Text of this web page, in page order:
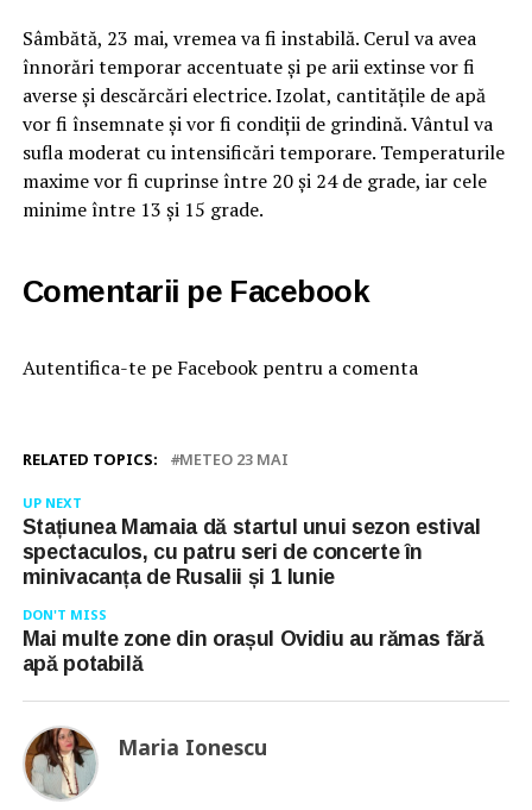
Sâmbătă, 23 mai, vremea va fi instabilă. Cerul va avea
înnorări temporar accentuate și pe arii extinse vor fi
averse și descărcări electrice. Izolat, cantitățile de apă
vor fi însemnate și vor fi condiții de grindină. Vântul va
sufla moderat cu intensificări temporare. Temperaturile
maxime vor fi cuprinse între 20 și 24 de grade, iar cele
minime între 13 și 15 grade.
Comentarii pe Facebook
Autentifica-te pe Facebook pentru a comenta
RELATED TOPICS: METEO 23 MAI
UP NEXT
Stațiunea Mamaia dă startul unui sezon estival
spectaculos, cu patru seri de concerte în
minivacanța de Rusalii și 1 Iunie
DON'T MISS
Mai multe zone din orașul Ovidiu au rămas fără
apă potabilă
Maria Ionescu